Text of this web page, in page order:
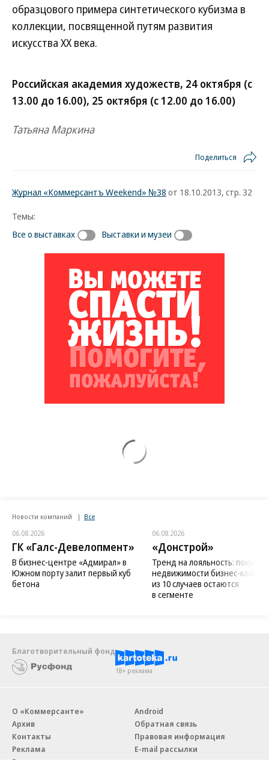
образцового примера синтетического кубизма в
коллекции, посвященной путям развития
искусства ХХ века.
Российская академия художеств, 24 октября (с
13.00 до 16.00), 25 октября (с 12.00 до 16.00)
Татьяна Маркина
Поделиться
Журнал «Коммерсантъ Weekend» №38 от 18.10.2013, стр. 32
Темы:
Все о выставках
Выставки и музеи
Новости компаний Все
06.08.2026
ГК «Галс-Девелопмент»
В бизнес-центре «Адмирал» в
Южном порту залит первый куб
бетона
06.08.2026
«Донстрой»
Тренд на лояльность:
недвижимости бизнес-класса
из 10 случаев остаются
в сегменте
Благотворительный фонд
18+ реклама
О «Коммерсанте»
Архив
Контакты
Реклама
Вакансии
Android
Обратная связь
Правовая информация
E-mail рассылки